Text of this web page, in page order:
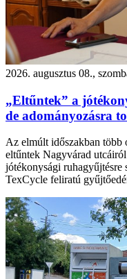
2026. augusztus 08.,
„Eltűntek” a
de adományozásra
Az elmúlt időszakban több
eltűntek Nagyvárad
jótékonysági ruhagyűjtésre
TexCycle feliratú